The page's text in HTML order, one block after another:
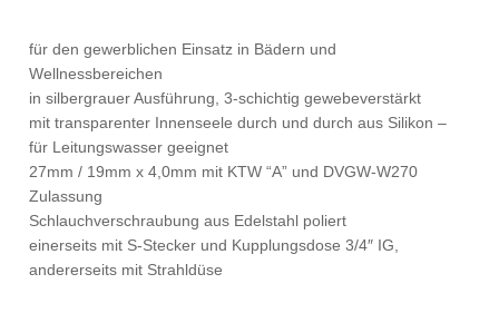
für den gewerblichen Einsatz in Bädern und
Wellnessbereichen
in silbergrauer Ausführung, 3-schichtig gewebeverstärkt
mit transparenter Innenseele durch und durch aus Silikon –
für Leitungswasser geeignet
27mm / 19mm x 4,0mm mit KTW “A” und DVGW-W270
Zulassung
Schlauchverschraubung aus Edelstahl poliert
einerseits mit S-Stecker und Kupplungsdose 3/4″ IG,
andererseits mit Strahldüse